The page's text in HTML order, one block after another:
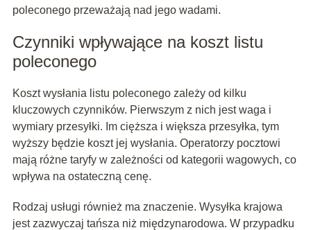
poleconego przeważają nad jego wadami.
Czynniki wpływające na koszt listu
poleconego
Koszt wysłania listu poleconego zależy od kilku
kluczowych czynników. Pierwszym z nich jest waga i
wymiary przesyłki. Im cięższa i większa przesyłka, tym
wyższy będzie koszt jej wysłania. Operatorzy pocztowi
mają różne taryfy w zależności od kategorii wagowych, co
wpływa na ostateczną cenę.
Rodzaj usługi również ma znaczenie. Wysyłka krajowa
jest zazwyczaj tańsza niż międzynarodowa. W przypadku